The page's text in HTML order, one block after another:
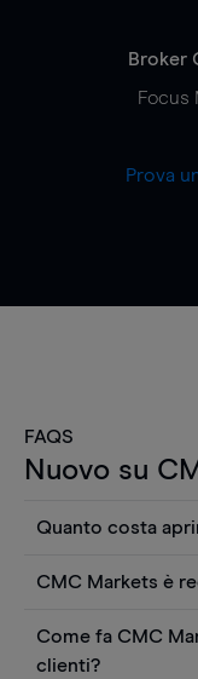
Broker
Focus
Prova
FAQS
Nuovo su
Quanto costa
Puoi anche
utilizzare
o rapporti
CMC Markets è
regolamentato
Come fa CMC
clienti?